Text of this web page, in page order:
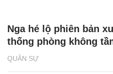
QUÂN SỰ
Nga hé lộ phiên bản
thống phòng không